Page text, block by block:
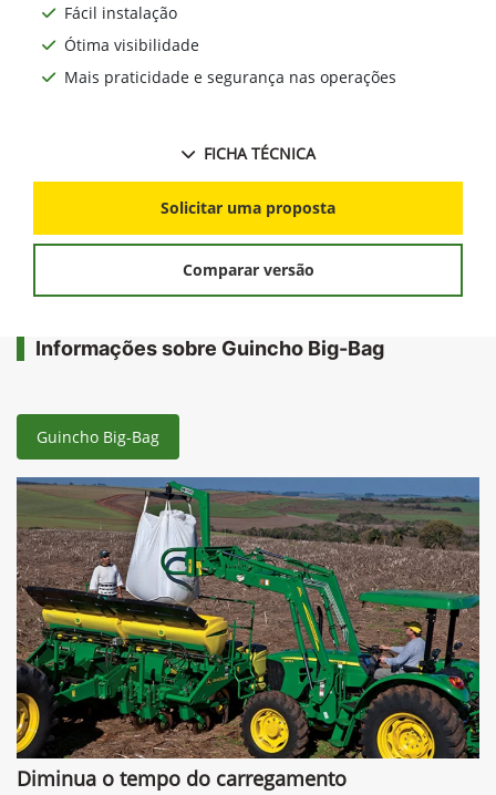
Fácil instalação
Ótima visibilidade
Mais praticidade e segurança nas operações
FICHA TÉCNICA
Solicitar uma proposta
Comparar versão
Informações sobre Guincho Big-Bag
Guincho Big-Bag
Diminua o tempo do carregamento